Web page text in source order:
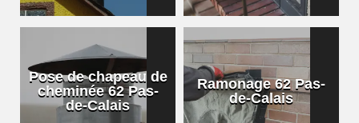
Pose de chapeau de
cheminée 62 Pas-
de-Calais
Ramonage 62 Pas-
de-Calais